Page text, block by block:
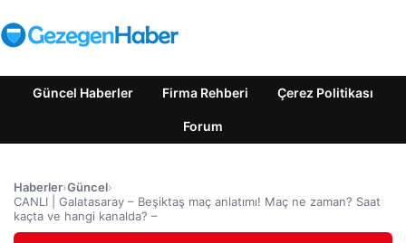
Güncel Haberler Firma Rehberi Çerez Politikası
Forum
Haberler›Güncel›
CANLI | Galatasaray – Beşiktaş maç anlatımı! Maç ne zaman? Saat
kaçta ve hangi kanalda? –